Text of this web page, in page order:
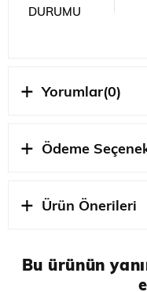
DURUMU
Yorumlar(0)
Ödeme
Ürün Önerileri
Bu ürünün